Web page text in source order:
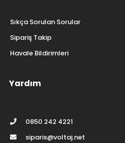
Sıkça Sorulan Sorular
Sipariş Takip
Havale Bildirimleri
Yardım
0850 242 4221
siparis@voltaj.net